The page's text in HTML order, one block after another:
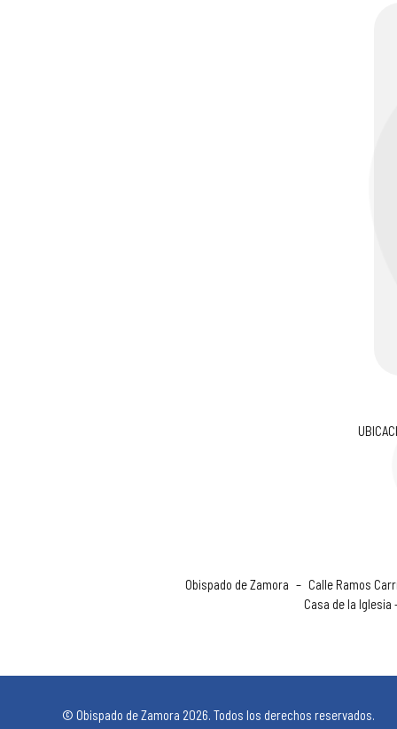
Obispado de Zamora – Calle Ramos
Casa de la Iglesia
© Obispado de Zamora 2026. Todos los derechos reservados.